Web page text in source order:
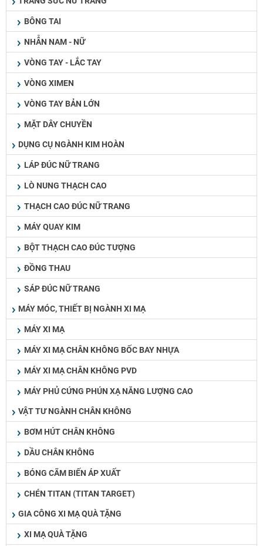
BÔNG TAI
NHẪN NAM - NỮ
VÒNG TAY - LẮC TAY
VÒNG XIMEN
VÒNG TAY BẢN LỚN
MẶT DÂY CHUYỀN
DỤNG CỤ NGÀNH KIM HOÀN
LÁP ĐÚC NỮ TRANG
LÒ NUNG THẠCH CAO
THẠCH CAO ĐÚC NỮ TRANG
MÁY QUAY KIM
BỘT THẠCH CAO ĐÚC TƯỢNG
ĐỒNG THAU
SÁP ĐÚC NỮ TRANG
MÁY MÓC, THIẾT BỊ NGÀNH XI MẠ
MÁY XI MẠ
MÁY XI MẠ CHÂN KHÔNG BỐC BAY NHỰA
MÁY XI MẠ CHÂN KHÔNG PVD
MÁY PHỦ CỨNG PHÚN XẠ NĂNG LƯỢNG CAO
VẬT TƯ NGÀNH CHÂN KHÔNG
BƠM HÚT CHÂN KHÔNG
DẦU CHÂN KHÔNG
BÓNG CÃM BIẾN ÁP XUẤT
CHÉN TITAN (TITAN TARGET)
GIA CÔNG XI MẠ QUÀ TẶNG
XI MẠ QUÀ TẶNG